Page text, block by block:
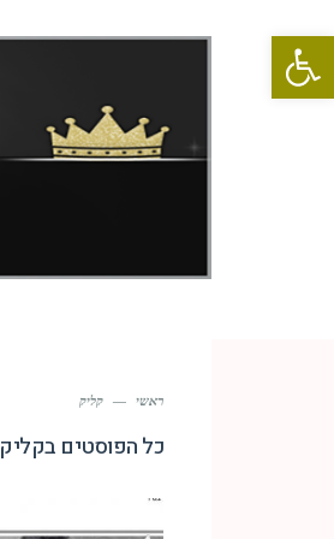
פתח סרגל נגישות
ראשי — קליק
כל הפוסטים בקליק